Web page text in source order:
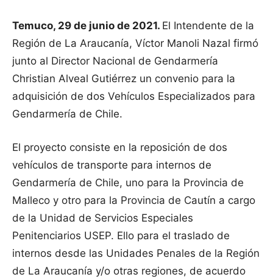
Temuco, 29 de junio de 2021. El Intendente de la
Región de La Araucanía, Víctor Manoli Nazal firmó
junto al Director Nacional de Gendarmería
Christian Alveal Gutiérrez un convenio para la
adquisición de dos Vehículos Especializados para
Gendarmería de Chile.
El proyecto consiste en la reposición de dos
vehículos de transporte para internos de
Gendarmería de Chile, uno para la Provincia de
Malleco y otro para la Provincia de Cautín a cargo
de la Unidad de Servicios Especiales
Penitenciarios USEP. Ello para el traslado de
internos desde las Unidades Penales de la Región
de La Araucanía y/o otras regiones, de acuerdo